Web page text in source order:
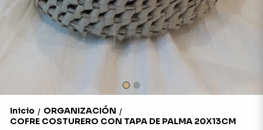
Inicio / ORGANIZACIÓN /
COFRE COSTURERO CON TAPA DE PALMA 20X13CM